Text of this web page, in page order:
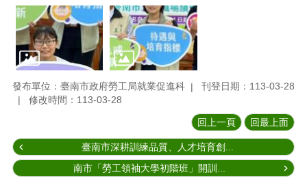
發布單位：臺南市政府勞工局就業促進科
刊登日期：113-03-28
修改時間：113-03-28
回上一頁 回最上面
臺南市深耕訓練品質、人才培育創...
南市「勞工領袖大學初階班」開訓...